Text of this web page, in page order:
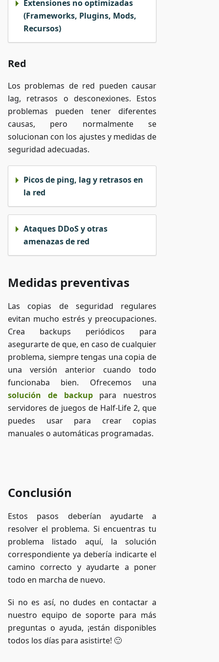
Extensiones no optimizadas
(Frameworks, Plugins, Mods,
Recursos)
Red
Los problemas de red pueden causar
lag, retrasos o desconexiones. Estos
problemas pueden tener diferentes
causas, pero normalmente se
solucionan con los ajustes y medidas de
seguridad adecuadas.
Picos de ping, lag y retrasos en
la red
Ataques DDoS y otras
amenazas de red
Medidas preventivas
Las copias de seguridad regulares
evitan mucho estrés y preocupaciones.
Crea backups periódicos para
asegurarte de que, en caso de cualquier
problema, siempre tengas una copia de
una versión anterior cuando todo
funcionaba bien. Ofrecemos una
solución de backuppara nuestros
servidores de juegos de Half-Life 2, que
puedes usar para crear copias
manuales o automáticas programadas.
Conclusión
Estos pasos deberían ayudarte a
resolver el problema. Si encuentras tu
problema listado aquí, la solución
correspondiente ya debería indicarte el
camino correcto y ayudarte a poner
todo en marcha de nuevo.
Si no es así, no dudes en contactar a
nuestro equipo de soporte para más
preguntas o ayuda, ¡están disponibles
todos los días para asistirte! 🙂